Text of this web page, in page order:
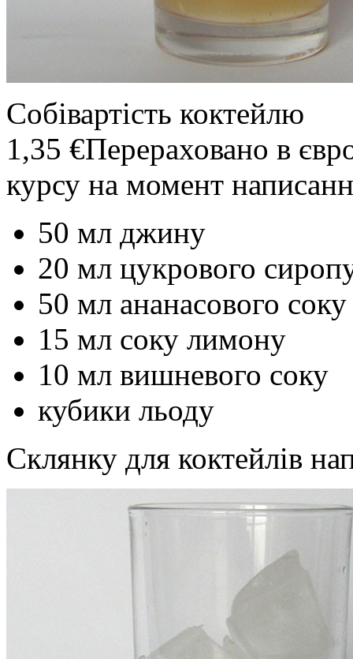
Собівартість коктейлю
1,35 €Перераховано в
курсу на момент
50 мл джину
20 мл цукрового
50 мл ананасового соку
15 мл соку лимону
10 мл вишневого соку
кубики льоду
Склянку для коктейлів